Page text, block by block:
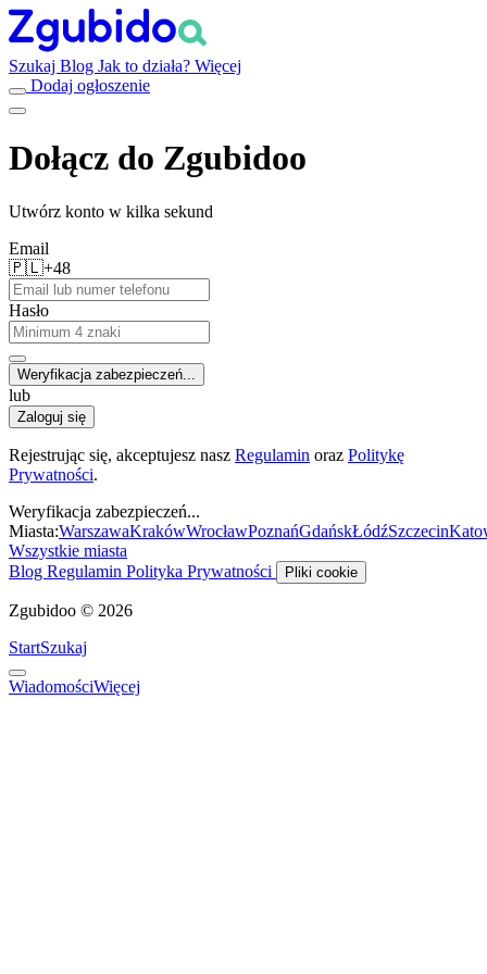
Szukaj Blog Jak to działa? Więcej
Dodaj ogłoszenie
Dołącz do Zgubidoo
Utwórz konto w kilka sekund
Email
🇵🇱+48
Hasło
Weryfikacja zabezpieczeń...
lub
Zaloguj się
Rejestrując się, akceptujesz nasz Regulamin oraz Politykę
Prywatności.
Weryfikacja zabezpieczeń...
Miasta:WarszawaKrakówWrocławPoznańGdańskŁódźSzczecin
Wszystkie miasta
Blog Regulamin Polityka Prywatności Pliki cookie
Zgubidoo © 2026
StartSzukaj
WiadomościWięcej